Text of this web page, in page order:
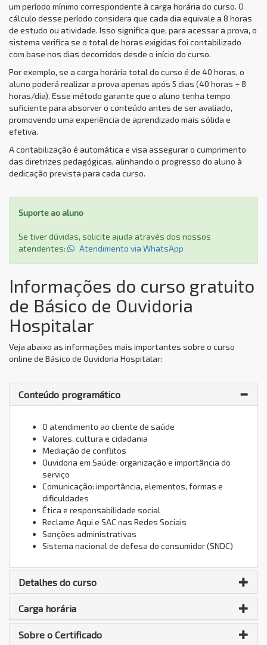
um período mínimo correspondente à carga horária do curso. O
cálculo desse período considera que cada dia equivale a 8 horas
de estudo ou atividade. Isso significa que, para acessar a prova, o
sistema verifica se o total de horas exigidas foi contabilizado
com base nos dias decorridos desde o início do curso.
Por exemplo, se a carga horária total do curso é de 40 horas, o
aluno poderá realizar a prova apenas após 5 dias (40 horas ÷ 8
horas/dia). Esse método garante que o aluno tenha tempo
suficiente para absorver o conteúdo antes de ser avaliado,
promovendo uma experiência de aprendizado mais sólida e
efetiva.
A contabilização é automática e visa assegurar o cumprimento
das diretrizes pedagógicas, alinhando o progresso do aluno à
dedicação prevista para cada curso.
Suporte ao aluno
Se tiver dúvidas, solicite ajuda através dos nossos
atendentes:
Atendimento via WhatsApp
Informações do curso gratuito
de Básico de Ouvidoria
Hospitalar
Veja abaixo as informações mais importantes sobre o curso
online de Básico de Ouvidoria Hospitalar:
Conteúdo programático
O atendimento ao cliente de saúde
Valores, cultura e cidadania
Mediação de conflitos
Ouvidoria em Saúde: organização e importância do
serviço
Comunicação: importância, elementos, formas e
dificuldades
Ética e responsabilidade social
Reclame Aqui e SAC nas Redes Sociais
Sanções administrativas
Sistema nacional de defesa do consumidor (SNDC)
Detalhes do curso
Carga horária
Sobre o Certificado